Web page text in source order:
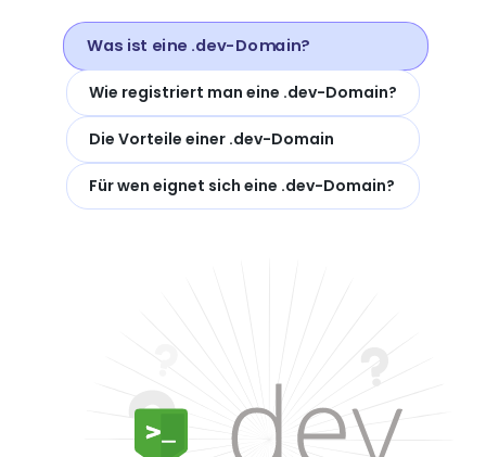
Was ist eine .dev-Domain?
Wie registriert man eine .dev-Domain?
Die Vorteile einer .dev-Domain
Für wen eignet sich eine .dev-Domain?